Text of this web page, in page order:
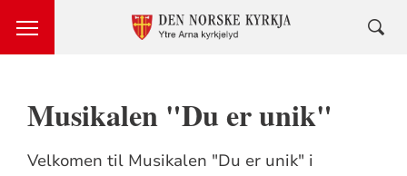
Musikalen "Du er unik"
Velkomen til Musikalen "Du er unik" i